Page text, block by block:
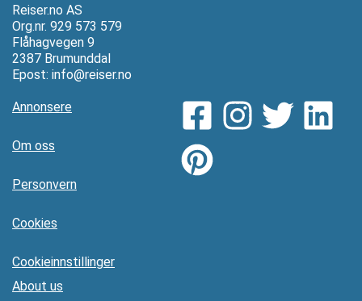
Reiser.no AS
Org.nr. 929 573 579
Flåhagvegen 9
2387 Brumunddal
Epost: info@reiser.no
Annonsere
Om oss
Personvern
Cookies
Cookieinnstillinger
About us